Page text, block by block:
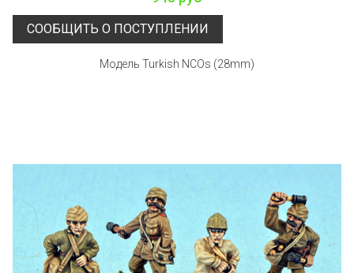
СООБЩИТЬ О ПОСТУПЛЕНИИ
Модель Turkish NCOs (28mm)